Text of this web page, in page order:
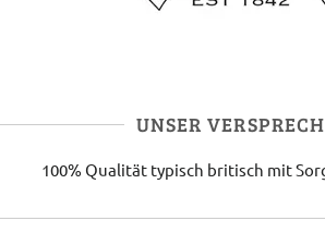
UNSER
100% Qualität typisch britisch mit